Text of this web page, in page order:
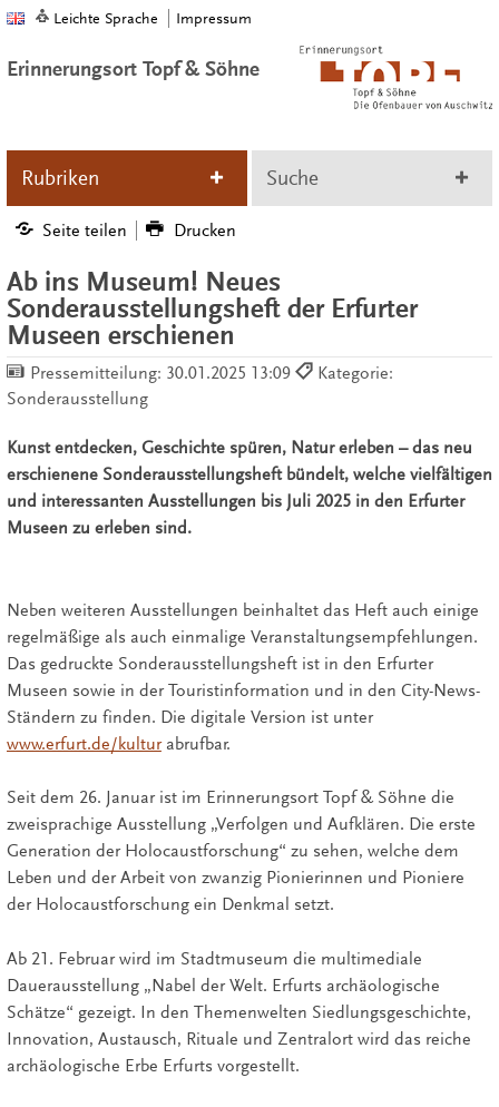
Leichte Sprache Impressum
Erinnerungsort Topf & Söhne
Rubriken Suche
Seite teilen Drucken
Ab ins Museum! Neues
Sonderausstellungsheft der Erfurter
Museen erschienen
Pressemitteilung: 30.01.2025 13:09
Kategorie:
Sonderausstellung
Kunst entdecken, Geschichte spüren, Natur erleben – das neu
erschienene Sonderausstellungsheft bündelt, welche vielfältigen
und interessanten Ausstellungen bis Juli 2025 in den Erfurter
Museen zu erleben sind.
Neben weiteren Ausstellungen beinhaltet das Heft auch einige
regelmäßige als auch einmalige Veranstaltungsempfehlungen.
Das gedruckte Sonderausstellungsheft ist in den Erfurter
Museen sowie in der Touristinformation und in den City-News-
Ständern zu finden. Die digitale Version ist unter
www.erfurt.de/kulturabrufbar.
Seit dem 26. Januar ist im Erinnerungsort Topf & Söhne die
zweisprachige Ausstellung „Verfolgen und Aufklären. Die erste
Generation der Holocaustforschung“ zu sehen, welche dem
Leben und der Arbeit von zwanzig Pionierinnen und Pioniere
der Holocaustforschung ein Denkmal setzt.
Ab 21. Februar wird im Stadtmuseum die multimediale
Dauerausstellung „Nabel der Welt. Erfurts archäologische
Schätze“ gezeigt. In den Themenwelten Siedlungsgeschichte,
Innovation, Austausch, Rituale und Zentralort wird das reiche
archäologische Erbe Erfurts vorgestellt.